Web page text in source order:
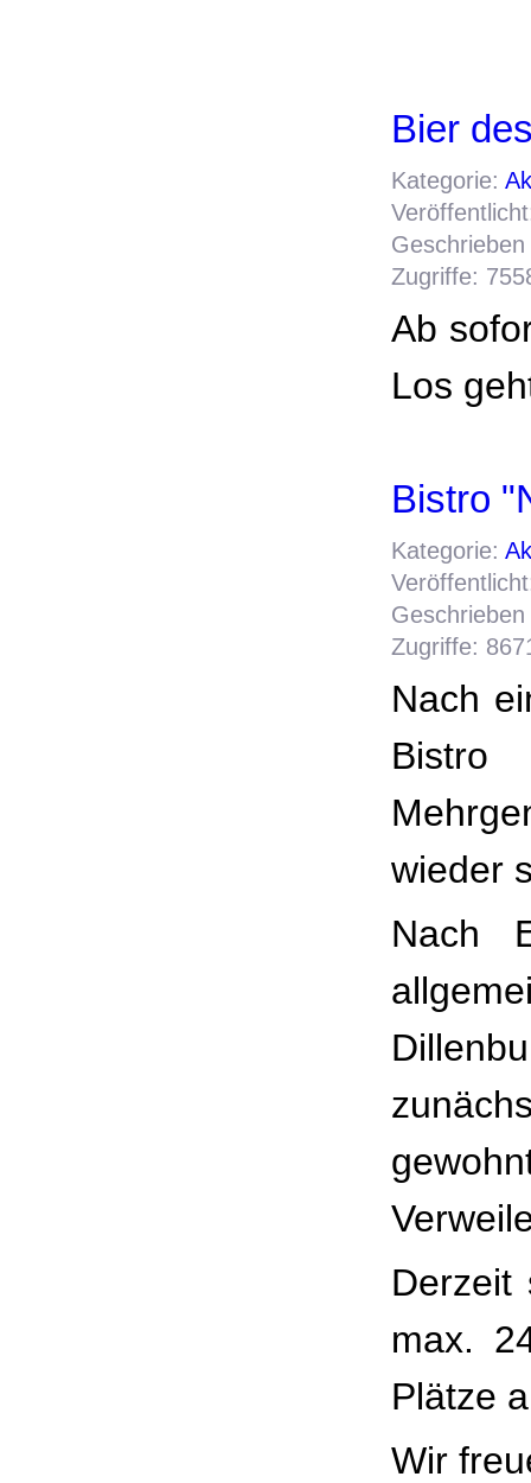
Bier
Kategorie:
Zugriffe:
Ab
Los
Bistro
Kategorie:
Zugriffe:
Nach
wieder
Nach
Derzeit
max.
Plätze
Wir